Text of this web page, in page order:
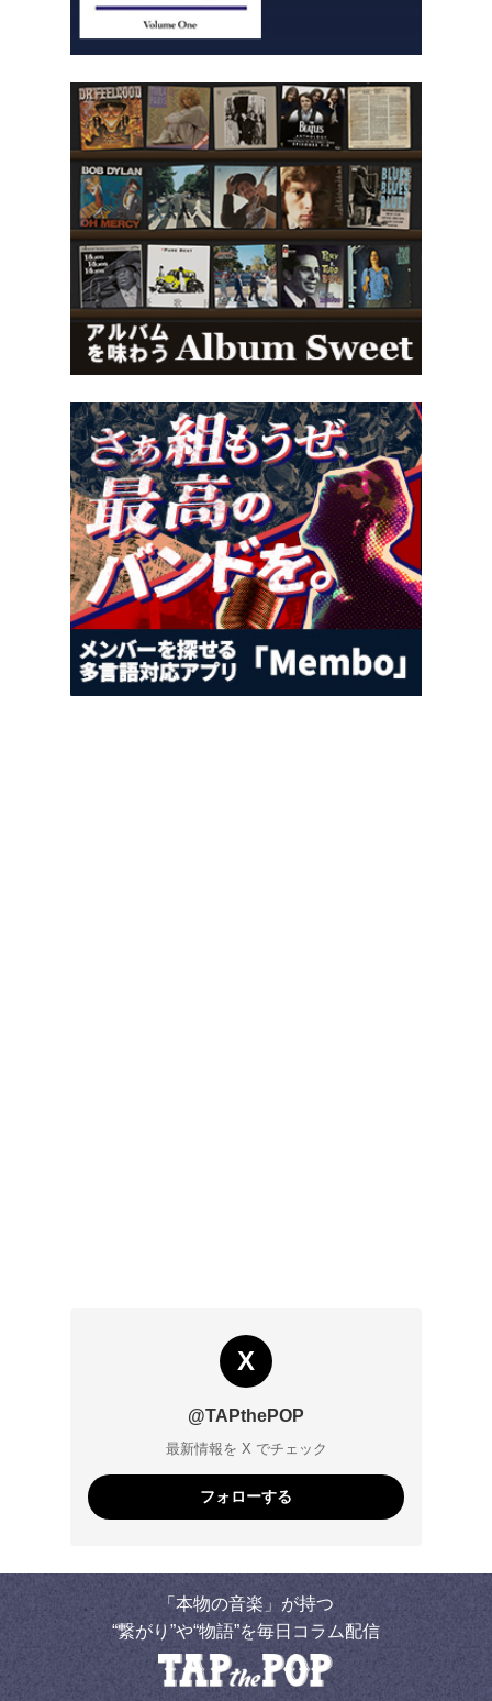
X
@TAPthePOP
最新情報を X でチェック
フォローする
「本物の音楽」が持つ
“繋がり”や“物語”を毎日コラム配信